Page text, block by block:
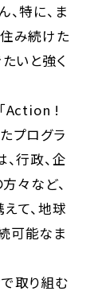
特に、ま
み続けた
いと強く
Action !
プログラ
行政、企
々など、
て、地球
可能なま
取り組む